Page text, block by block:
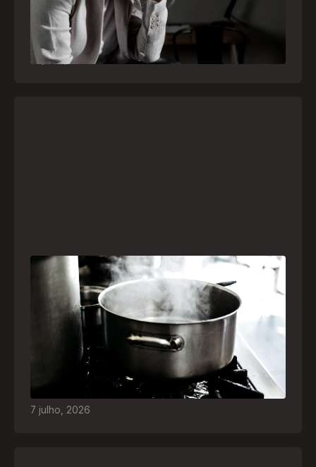
médicas e devem receber atendimento
especializado pelo telefone 192
21 julho, 2026
Frio leva brasileiros a improvisar para se
aquecer e aumenta risco de queimaduras
dentro de casa
O inverno chegou e, com ele, práticas perigosas
para espantar o frio voltam a ser comuns. Saiba
quais são os riscos e como agir em caso de
7 julho 2026